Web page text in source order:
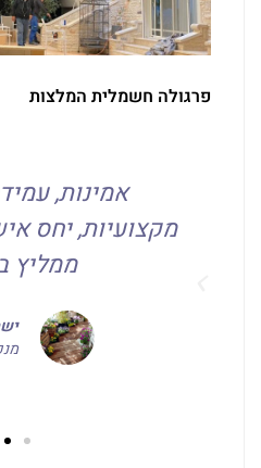
פרגולה חשמלית המלצות
אמינות,
מקצועיות, יחס
ממליץ